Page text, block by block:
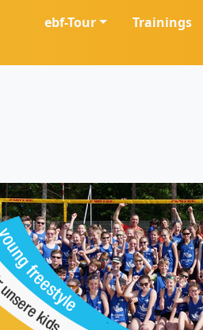
ebf-Tour Trainings